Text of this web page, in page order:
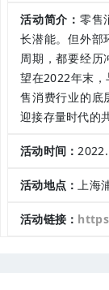
活动简介： 零售
长潜能。但外部
周期，都要经历
望在2022年末
售消费行业的底
迎接存量时代的
活动时间：
活动地点：上海
活动链接：